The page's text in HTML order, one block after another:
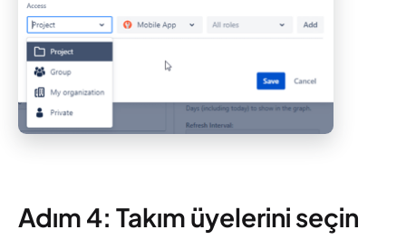
Adım 4: Takım üyelerini seçin